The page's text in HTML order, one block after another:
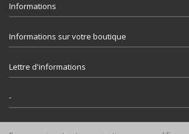
Informations
Informations sur votre boutique
Lettre d'informations
-